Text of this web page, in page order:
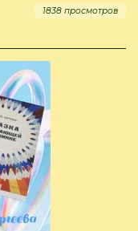
1838 просмотров